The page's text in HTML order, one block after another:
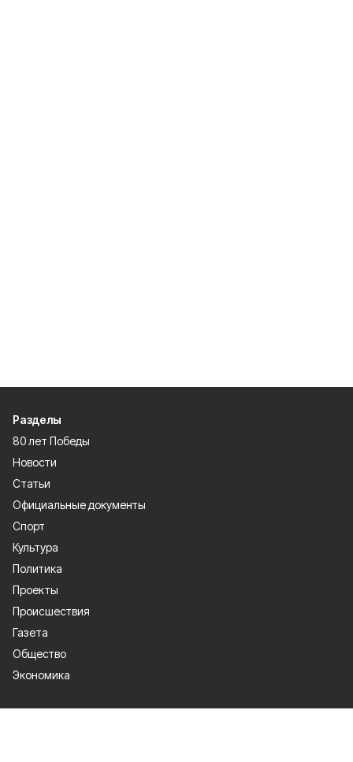
Разделы
80 лет Победы
Новости
Статьи
Официальные документы
Спорт
Культура
Политика
Проекты
Происшествия
Газета
Общество
Экономика